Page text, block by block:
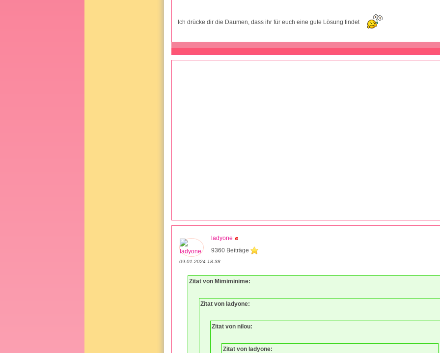
Ich drücke dir die Daumen, dass ihr für euch eine gute Lösung findet
ladyone
9360 Beiträge
09.01.2024 18:38
Zitat von Mimiminime:
Zitat von ladyone:
Zitat von nilou:
Zitat von ladyone: